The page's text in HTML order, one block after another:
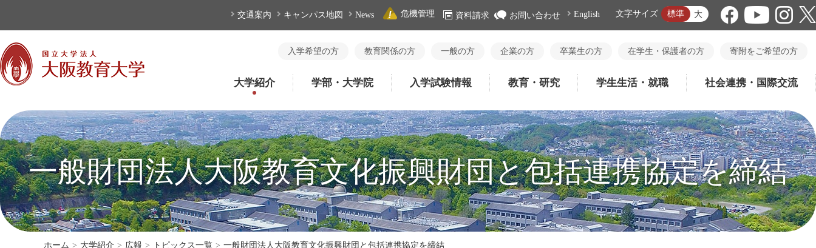
交通案内 キャンパス地図 News 危機管理 資料請求 お問い合わせ English 文字サイズ 標準 大
入学希望の方 教育関係の方 一般の方 企業の方 卒業生の方 在学生・保護者の方 寄附をご希望の方
大学紹介 学部・大学院 入学試験情報 教育・研究 学生生活・就職 社会連携・国際交流
一般財団法人大阪教育文化振興財団と包括連携協定を締結
ホーム > 大学紹介 > 広報 > トピックス一覧 > 一般財団法人大阪教育文化振興財団と包括連携協定を締結